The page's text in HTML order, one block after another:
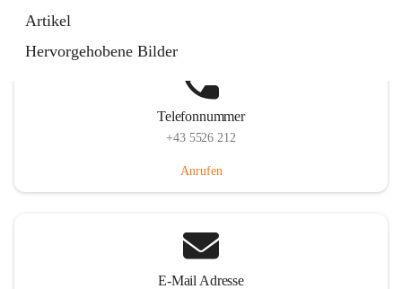
Artikel
Hervorgehobene Bilder
Telefonnummer
+43 5526 212
Anrufen
E-Mail Adresse